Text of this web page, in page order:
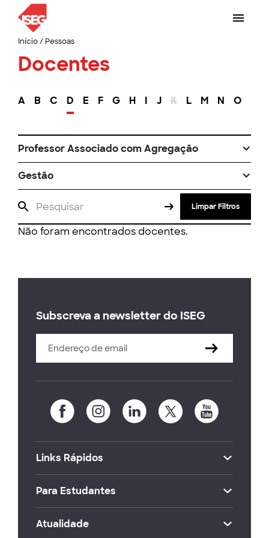
Início/ Pessoas
Docentes
A B C D E F G H I J K L M N O
Professor Associado com Agregação
Gestão
Limpar Filtros
Não foram encontrados docentes.
Subscreva a newsletter do ISEG
Links Rápidos
Para Estudantes
Atualidade